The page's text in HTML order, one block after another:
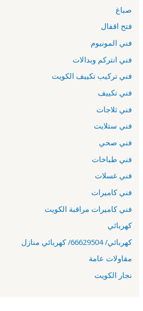
صباغ
فتح اقفال
فني المونيوم
فني انتركم وبدالات
فني تركيب تكييف الكويت
فني تكييف
فني ثلاجات
فني ستلايت
فني صحي
فني طباخات
فني غسلات
فني كاميرات
فني كاميرات مراقبة الكويت
كهربائي
كهربائي/ 66629504/ كهربائي منازل
مقاولات عامة
نجار الكويت